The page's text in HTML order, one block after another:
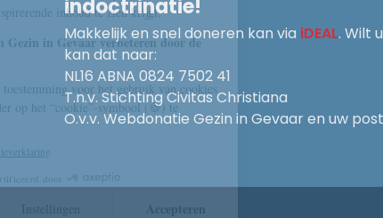
indoctrinatie!
Makkelijk en snel doneren kan via iDEAL. Wilt
kan dat naar:
NL16 ABNA 0824 7502 41
T.n.v. Stichting Civitas Christiana
O.v.v. Webdonatie Gezin in Gevaar en uw